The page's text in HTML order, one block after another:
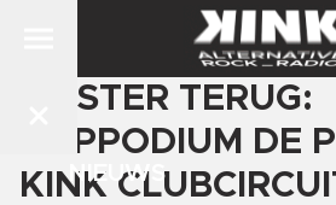
NIEUWS
LUISTER TERUG:
POPPODIUM DE
KINK